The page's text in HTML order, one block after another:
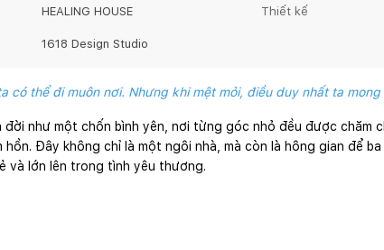
HEALING HOUSE Thiết kế
1618 Design Studio
có thể đi muôn nơi. Nhưng khi mệt mỏi, điều duy nhất ta
đời như một chốn bình yên, nơi từng góc nhỏ đều được chăm
hồn. Đây không chỉ là một ngôi nhà, mà còn là hông gian để
và lớn lên trong tình yêu thương.